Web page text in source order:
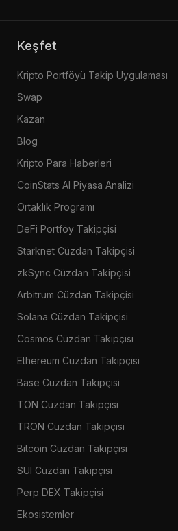
Keşfet
Kripto Portföyü Takip Uygulaması
Swap
Kazan
Blog
Kripto Para Haberleri
CoinStats AI Piyasa Analizi
Ortaklık Programı
DeFi Portföy Takipçisi
Starknet Cüzdan Takipçisi
zkSync Cüzdan Takipçisi
Arbitrum Cüzdan Takipçisi
Solana Cüzdan Takipçisi
Cosmos Cüzdan Takipçisi
Ethereum Cüzdan Takipçisi
Base Cüzdan Takipçisi
TON Cüzdan Takipçisi
TRON Cüzdan Takipçisi
Bitcoin Cüzdan Takipçisi
SUI Cüzdan Takipçisi
Perp DEX Takipçisi
Ekosistemler